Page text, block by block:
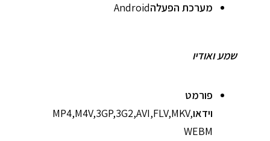
מערכת הפעלהAndroid
שמע ואודיו
פורמט
וידאוMP4,M4V,3GP,3G2,AVI,FLV,MKV,
WEBM